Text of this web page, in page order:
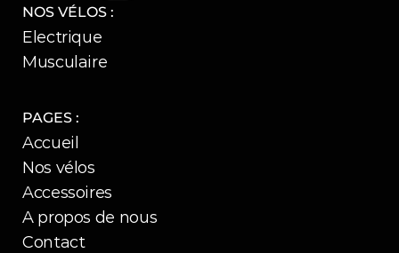
NOS VÉLOS :
Electrique
Musculaire
PAGES :
Accueil
Nos vélos
Accessoires
A propos de nous
Contact